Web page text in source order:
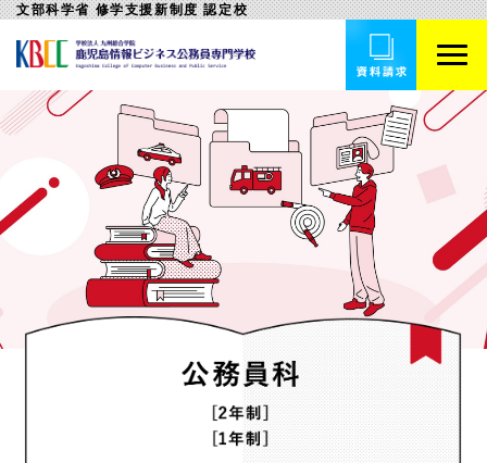
文部科学省 修学支援新制度 認定校